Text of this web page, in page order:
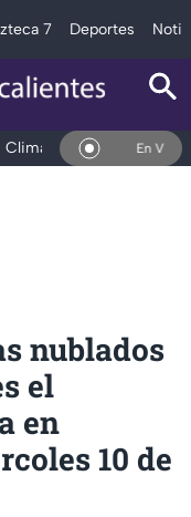
7 Deportes
Clima Deportes En Vivo
nublados
el
en
10 de